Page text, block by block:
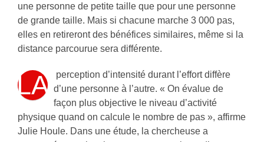
une personne de petite taille que pour une personne
de grande taille. Mais si chacune marche 3 000 pas,
elles en retireront des bénéfices similaires, même si la
distance parcourue sera différente.
LA
perception d’intensité durant l’effort diffère
d’une personne à l’autre. « On évalue de
façon plus objective le niveau d’activité
physique quand on calcule le nombre de pas », affirme
Julie Houle. Dans une étude, la chercheuse a